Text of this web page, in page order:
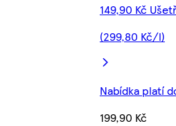
149,90 Kč
(299,80 Kč/l)
Nabídka platí
199,90 Kč